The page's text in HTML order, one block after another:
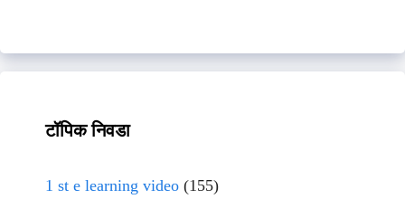
टॉपिक निवडा
1 st e learning video (155)